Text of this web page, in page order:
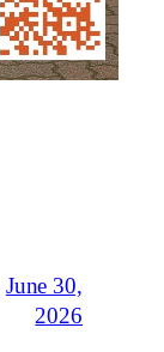
June 30,
2026